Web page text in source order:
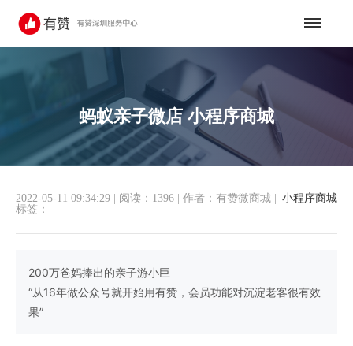
蚂蚁亲子微店 小程序商城
小程序商城
2022-05-11 09:34:29 阅读：1396 作者：有赞微商城
标签：
200万爸妈捧出的亲子游小巨
“从16年做公众号就开始用有赞，会员功能对沉淀老客很有效
果”